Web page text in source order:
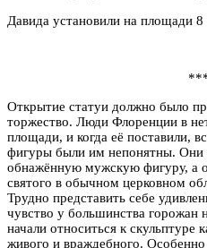
Давида установили на площади 8
Открытие статуи должно было
торжество. Люди Флоренции в
площади, и когда её поставили,
фигуры были им непонятны. Они
обнажённую мужскую фигуру, а
святого в обычном церковном
Трудно представить себе
чувство у большинства горожан
начали относиться к скульптуре
живого и враждебного.